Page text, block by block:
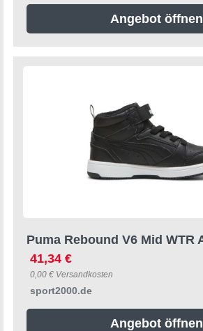
Angebot öffnen
41,34 €
0,00 € Versandkosten
sport2000.de
Angebot öffnen